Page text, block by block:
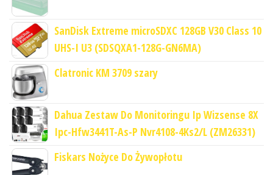
SanDisk Extreme microSDXC 128GB V30 Class 10
UHS-I U3 (SDSQXA1-128G-GN6MA)
Clatronic KM 3709 szary
Dahua Zestaw Do Monitoringu Ip Wizsense 8X
Ipc-Hfw3441T-As-P Nvr4108-4Ks2/L (ZM26331)
Fiskars Nożyce Do Żywopłotu